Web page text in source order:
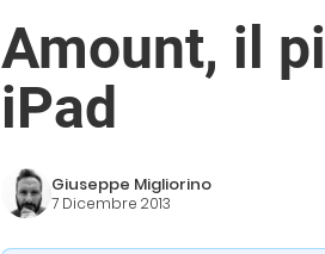
Amount, il
iPad
Giuseppe Migliorino
7 Dicembre 2013